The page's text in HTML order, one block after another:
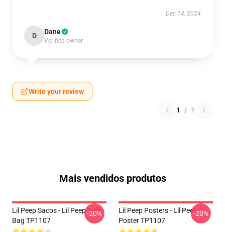
Dec 14, 2024
D Dane
Verified owner
Write your review
1 / 1
Mais vendidos produtos
Lil Peep Sacos - Lil Peep Tote
Bag TP1107
-20%
Lil Peep Posters - Lil Peep
Poster TP1107
-20%